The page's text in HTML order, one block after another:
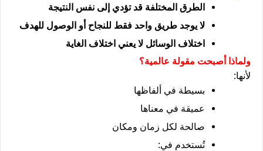
الطرق المختلفة قد تؤدي إلى نفس النتيجة
لا يوجد طريق واحد فقط للنجاح أو الوصول للهدف
اختلاف الوسائل لا يعني اختلاف الغاية
ولماذا أصبحت مقولة عالمية؟
لأنها:
بسيطة في ألفاظها
عميقة في معناها
صالحة لكل زمان ومكان
تُستخدم في: